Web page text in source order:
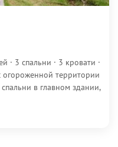
· 3 спальни · 3 кровати ·
огороженной территории
в главном здании,